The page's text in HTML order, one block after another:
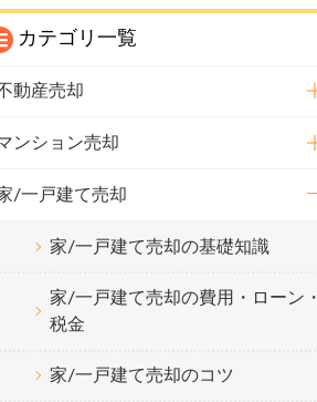
カテゴリ一覧
動産売却
ンション売却
/一戸建て売却
家/一戸建て売却の基礎知識
家/一戸建て売却の費用・ローン・
税金
家/一戸建て売却のコツ